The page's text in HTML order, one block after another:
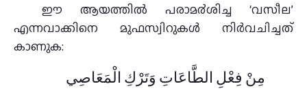
ഈ ആയത്തില്‍ പരാമ൪ശിച്ച ‘വസീല’
എന്നവാക്കിനെ മുഫസ്വിറുകൾ നിർവചിച്ചത്‌
കാണുക:
مِنْ فِعْلِ الطَّاعَاتِ وَتَرْكِ الْمَعَاصِي